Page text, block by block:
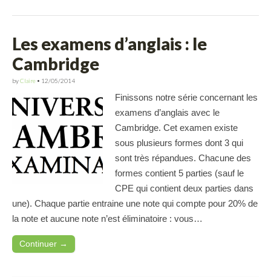
Les examens d’anglais : le
Cambridge
byClaire • 12/05/2014
Finissons notre série concernant les
examens d’anglais avec le
Cambridge. Cet examen existe
sous plusieurs formes dont 3 qui
sont très répandues. Chacune des
formes contient 5 parties (sauf le
CPE qui contient deux parties dans
une). Chaque partie entraine une note qui compte pour 20% de
la note et aucune note n’est éliminatoire : vous…
Continuer →